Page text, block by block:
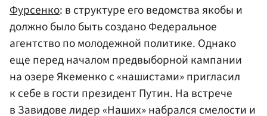
Фурсенко: в структуре его ведомства якобы и
должно было быть создано Федеральное
агентство по молодежной политике. Однако
еще перед началом предвыборной кампании
на озере Якеменко с «нашистами» пригласил
к себе в гости президент Путин. На встрече
в Завидове лидер «Наших» набрался смелости и